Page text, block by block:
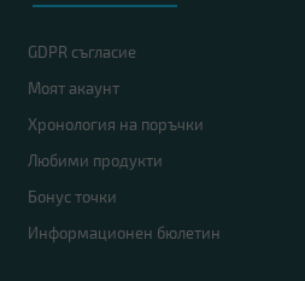
GDPR съгласие
Моят акаунт
Хронология на поръчки
Любими продукти
Бонус точки
Информационен бюлетин